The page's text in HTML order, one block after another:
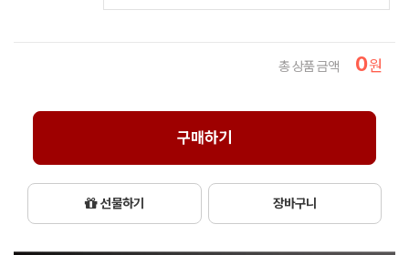
총 상품 금액 0원
구매하기
선물하기 장바구니